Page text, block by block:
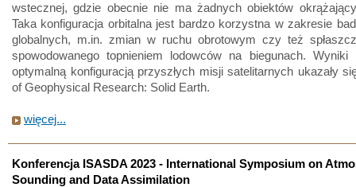
wstecznej, gdzie obecnie nie ma żadnych obiektów
Taka konfiguracja orbitalna jest bardzo korzystna w zakresie
globalnych, m.in. zmian w ruchu obrotowym czy też
spowodowanego topnieniem lodowców na biegunach. Wyniki
optymalną konfiguracją przyszłych misji satelitarnych ukazały
of Geophysical Research: Solid Earth.
więcej...
Konferencja ISASDA 2023 - International Symposium on
Sounding and Data Assimilation